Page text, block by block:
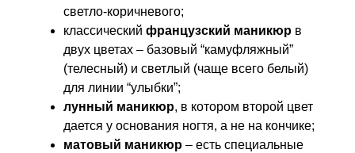
светло-коричневого;
классический французский маникюр в
двух цветах – базовый “камуфляжный”
(телесный) и светлый (чаще всего белый)
для линии “улыбки”;
лунный маникюр, в котором второй цвет
дается у основания ногтя, а не на кончике;
матовый маникюр – есть специальные